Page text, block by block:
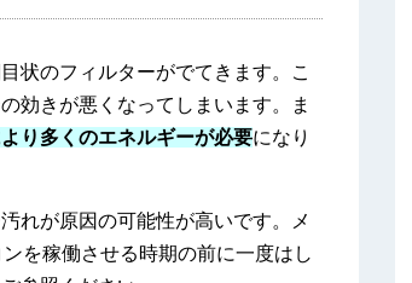
状のフィルターがでてきます。こ
効きが悪くなってしまいます。ま
り多くのエネルギーが必要になり
れが原因の可能性が高いです。メ
を稼働させる時期の前に一度はし